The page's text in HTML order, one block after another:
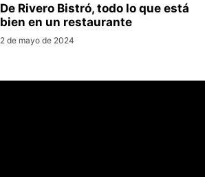
De Rivero Bistró, todo lo que está
bien en un restaurante
2 de mayo de 2024